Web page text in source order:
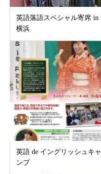
英語落語スペシャル寄席 in
横浜
英語 de イングリッシュキャ
ンプ